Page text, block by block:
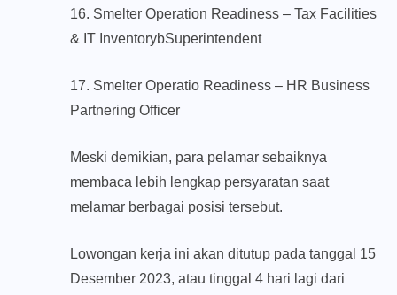
16. Smelter Operation Readiness – Tax Facilities
& IT InventorybSuperintendent
17. Smelter Operatio Readiness – HR Business
Partnering Officer
Meski demikian, para pelamar sebaiknya
membaca lebih lengkap persyaratan saat
melamar berbagai posisi tersebut.
Lowongan kerja ini akan ditutup pada tanggal 15
Desember 2023, atau tinggal 4 hari lagi dari